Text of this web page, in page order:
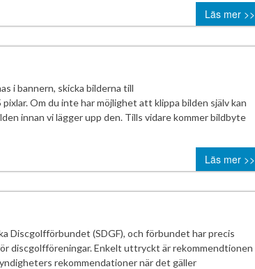
Läs mer >>
i bannern, skicka bilderna till
Om du inte har möjlighet att klippa bilden själv kan
innan vi lägger upp den. Tills vidare kommer bildbyte
Läs mer >>
Discgolfförbundet (SDGF), och förbundet har precis
discgolfföreningar. Enkelt uttryckt är rekommendtionen
rekommendationer när det gäller